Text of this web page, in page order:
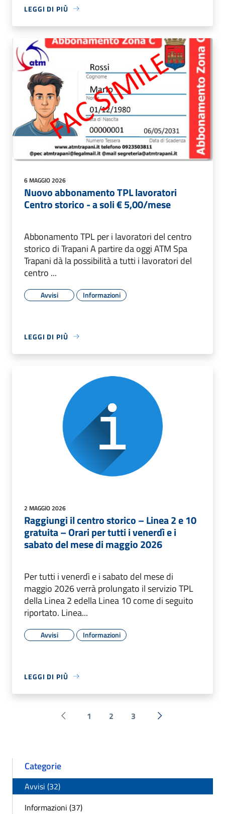
LEGGI DI PIÙ
6 MAGGIO 2026
Nuovo abbonamento TPL lavoratori
Centro storico - a soli € 5,00/mese
Abbonamento TPL per i lavoratori del centro
storico di Trapani A partire da oggi ATM Spa
Trapani dà la possibilità a tutti i lavoratori del
centro ...
Avvisi Informazioni
LEGGI DI PIÙ
2 MAGGIO 2026
Raggiungi il centro storico – Linea 2 e 10
gratuita – Orari per tutti i venerdì e i
sabato del mese di maggio 2026
Per tutti i venerdì e i sabato del mese di
maggio 2026 verrà prolungato il servizio TPL
della Linea 2 edella Linea 10 come di seguito
riportato. Linea...
Avvisi Informazioni
LEGGI DI PIÙ
Pagina precedente
1 2 3 Successiva »
Categorie
Avvisi (32)
Informazioni (37)